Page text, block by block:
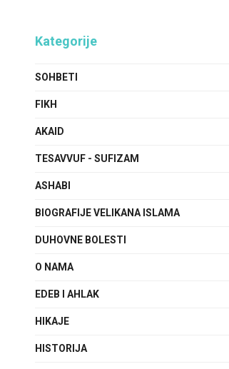
Kategorije
SOHBETI
FIKH
AKAID
TESAVVUF - SUFIZAM
ASHABI
BIOGRAFIJE VELIKANA ISLAMA
DUHOVNE BOLESTI
O NAMA
EDEB I AHLAK
HIKAJE
HISTORIJA